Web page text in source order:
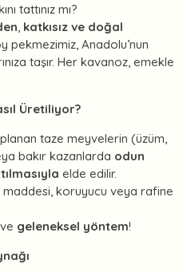
tattınız mı?
katkısız ve doğal
pekmezimiz, Anadolu’nun
taşır. Her kavanoz, emekle
Üretiliyor?
taze meyvelerin (üzüm,
bakır kazanlarda odun
elde edilir.
maddesi, koruyucu veya rafine
ve geleneksel yöntem!